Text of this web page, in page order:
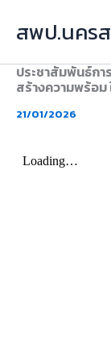
สพป.นครส
ประชาสัมพันธ์กา
สร้างความพร้อม
21/01/2026